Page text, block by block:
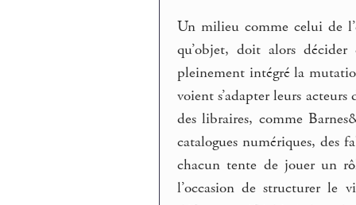
Un milieu comme celui de
qu’objet, doit alors
pleinement intégré la
voient s’adapter leurs
des libraires, comme
catalogues numériques, des
chacun tente de jouer un
l’occasion de structurer le